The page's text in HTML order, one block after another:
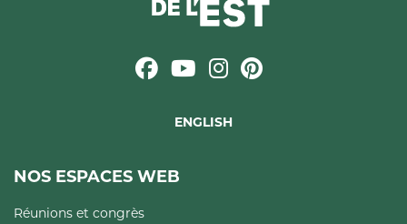
ENGLISH
NOS ESPACES WEB
Réunions et congrès